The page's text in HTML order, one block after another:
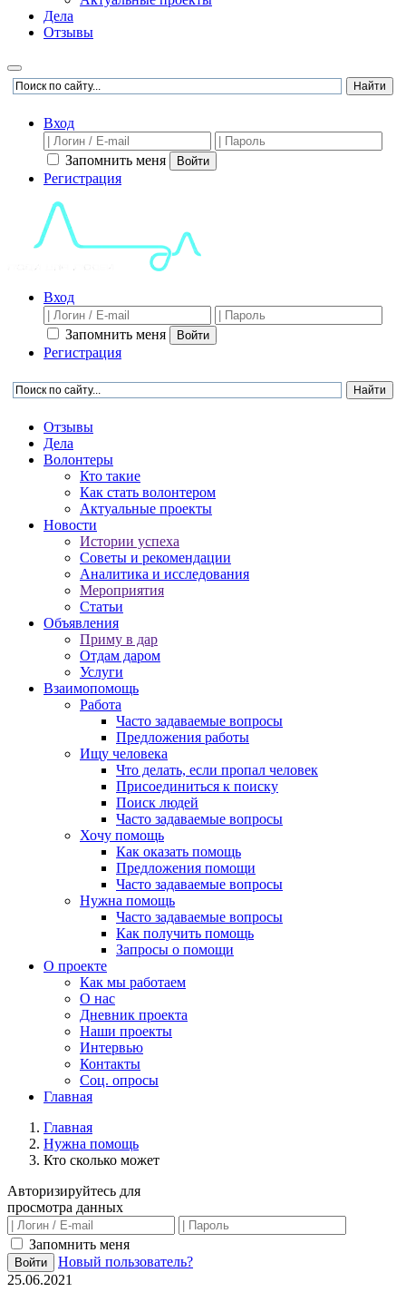
Дела
Отзывы
Вход
Запомнить меня Войти
Регистрация
Вход
Запомнить меня Войти
Регистрация
Отзывы
Дела
Волонтеры
Кто такие
Как стать волонтером
Актуальные проекты
Новости
Истории успеха
Советы и рекомендации
Аналитика и исследования
Мероприятия
Статьи
Объявления
Приму в дар
Отдам даром
Услуги
Взаимопомощь
Работа
Часто задаваемые вопросы
Предложения работы
Ищу человека
Что делать, если пропал человек
Присоединиться к поиску
Поиск людей
Часто задаваемые вопросы
Хочу помощь
Как оказать помощь
Предложения помощи
Часто задаваемые вопросы
Нужна помощь
Часто задаваемые вопросы
Как получить помощь
Запросы о помощи
О проекте
Как мы работаем
О нас
Дневник проекта
Наши проекты
Интервью
Контакты
Соц. опросы
Главная
Главная
Нужна помощь
Кто сколько может
Авторизируйтесь для
просмотра данных
Запомнить меня
Войти
Новый пользователь?
25.06.2021